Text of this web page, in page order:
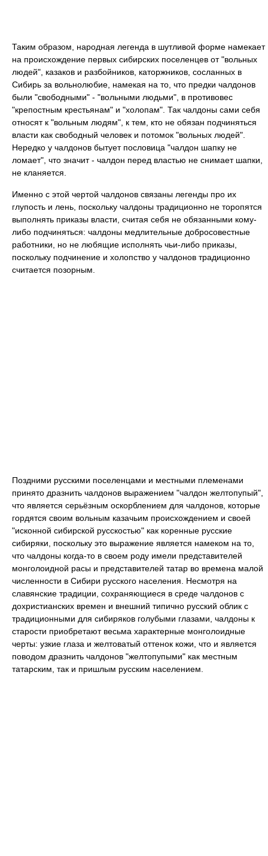
Таким образом, народная легенда в шутливой форме намекает
на происхождение первых сибирских поселенцев от "вольных
людей", казаков и разбойников, каторжников, сосланных в
Сибирь за вольнолюбие, намекая на то, что предки чалдонов
были "свободными" - "вольными людьми", в противовес
"крепостным крестьянам" и "холопам". Так чалдоны сами себя
относят к "вольным людям", к тем, кто не обязан подчиняться
власти как свободный человек и потомок "вольных людей".
Нередко у чалдонов бытует пословица "чалдон шапку не
ломает", что значит - чалдон перед властью не снимает шапки,
не кланяется.
Именно с этой чертой чалдонов связаны легенды про их
глупость и лень, поскольку чалдоны традиционно не торопятся
выполнять приказы власти, считая себя не обязанными кому-
либо подчиняться: чалдоны медлительные добросовестные
работники, но не любящие исполнять чьи-либо приказы,
поскольку подчинение и холопство у чалдонов традиционно
считается позорным.
Поздними русскими поселенцами и местными племенами
принято дразнить чалдонов выражением "чалдон желтопупый",
что является серьёзным оскорблением для чалдонов, которые
гордятся своим вольным казачьим происхождением и своей
"исконной сибирской русскостью" как коренные русские
сибиряки, поскольку это выражение является намеком на то,
что чалдоны когда-то в своем роду имели представителей
монголоидной расы и представителей татар во времена малой
численности в Сибири русского населения. Несмотря на
славянские традиции, сохраняющиеся в среде чалдонов с
дохристианских времен и внешний типично русский облик с
традиционными для сибиряков голубыми глазами, чалдоны к
старости приобретают весьма характерные монголоидные
черты: узкие глаза и желтоватый оттенок кожи, что и является
поводом дразнить чалдонов "желтопупыми" как местным
татарским, так и пришлым русским населением.